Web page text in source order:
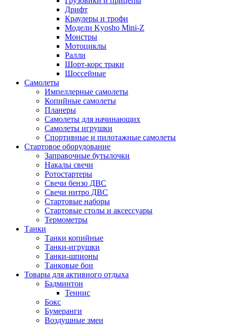
Дрифт
Краулеры и трофи
Модели Kyosho Mini-Z
Монстры
Мотоциклы
Ралли
Шорт-корс траки
Шоссейные
Самолеты
Импеллерные самолеты
Копийные самолеты
Планеры
Самолеты для начинающих
Самолеты игрушки
Спортивные и пилотажные самолеты
Стартовое оборудование
Заправочные бутылочки
Накалы свечи
Ротостартеры
Свечи бензо ДВС
Свечи нитро ДВС
Стартовые наборы
Стартовые столы и аксессуары
Термометры
Танки
Танки копийные
Танки-игрушки
Танки-шпионы
Танковые бои
Товары для активного отдыха
Бадминтон
Теннис
Бокс
Бумеранги
Воздушные змеи